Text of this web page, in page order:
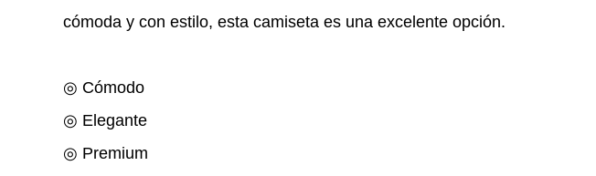
cómoda y con estilo, esta camiseta es una excelente opción.
◎ Cómodo
◎ Elegante
◎ Premium